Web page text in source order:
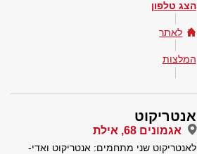
הצג טלפון
לאתר
המלצות
אנטריקוט
אגמונים 68, אילת
לאנטריקוט שני מתחמים: אנטריקוט ואדי-